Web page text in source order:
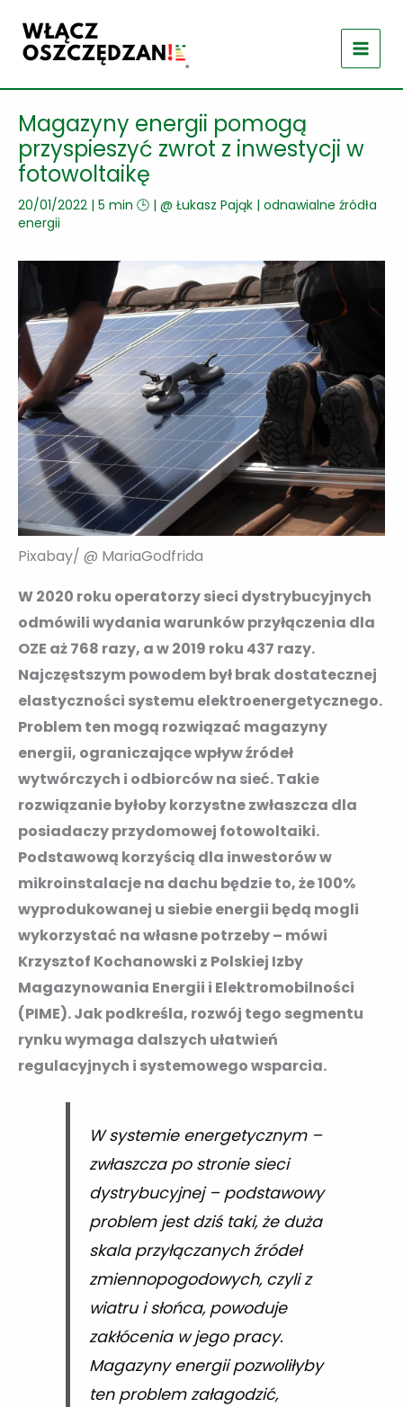
treści
Magazyny energii pomogą
przyspieszyć zwrot z inwestycji w
fotowoltaikę
20/01/2022 | 5 min 🕒 | @ Łukasz Pająk | odnawialne źródła
energii
Pixabay/ @ MariaGodfrida
W 2020 roku operatorzy sieci dystrybucyjnych
odmówili wydania warunków przyłączenia dla
OZE aż 768 razy, a w 2019 roku 437 razy.
Najczęstszym powodem był brak dostatecznej
elastyczności systemu elektroenergetycznego.
Problem ten mogą rozwiązać magazyny
energii, ograniczające wpływ źródeł
wytwórczych i odbiorców na sieć. Takie
rozwiązanie byłoby korzystne zwłaszcza dla
posiadaczy przydomowej fotowoltaiki.
Podstawową korzyścią dla inwestorów w
mikroinstalacje na dachu będzie to, że 100%
wyprodukowanej u siebie energii będą mogli
wykorzystać na własne potrzeby – mówi
Krzysztof Kochanowski z Polskiej Izby
Magazynowania Energii i Elektromobilności
(PIME). Jak podkreśla, rozwój tego segmentu
rynku wymaga dalszych ułatwień
regulacyjnych i systemowego wsparcia.
W systemie energetycznym –
zwłaszcza po stronie sieci
dystrybucyjnej – podstawowy
problem jest dziś taki, że duża
skala przyłączanych źródeł
zmiennopogodowych, czyli z
wiatru i słońca, powoduje
zakłócenia w jego pracy.
Magazyny energii pozwoliłyby
ten problem załagodzić,